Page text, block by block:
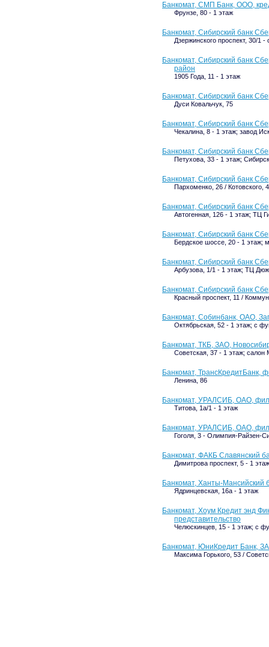
Банкомат, СМП Банк, ООО,
Фрунзе, 80 - 1 этаж
Банкомат, Сибирский банк
Дзержинского проспект, 30/1
Банкомат, Сибирский банк
район
1905 Года, 11 - 1 этаж
Банкомат, Сибирский банк
Дуси Ковальчук, 75
Банкомат, Сибирский банк
Чекалина, 8 - 1 этаж; завод
Банкомат, Сибирский банк
Петухова, 33 - 1 этаж;
Банкомат, Сибирский банк
Пархоменко, 26 / Котовского,
Банкомат, Сибирский банк
Автогенная, 126 - 1 этаж; ТЦ
Банкомат, Сибирский банк
Бердское шоссе, 20 - 1 этаж;
Банкомат, Сибирский банк
Арбузова, 1/1 - 1 этаж; ТЦ
Банкомат, Сибирский банк
Красный проспект, 11 /
Банкомат, Собинбанк, ОАО,
Октябрьская, 52 - 1 этаж; с
Банкомат, ТКБ, ЗАО,
Советская, 37 - 1 этаж;
Банкомат, ТрансКредитБанк,
Ленина, 86
Банкомат, УРАЛСИБ, ОАО,
Титова, 1а/1 - 1 этаж
Банкомат, УРАЛСИБ, ОАО,
Гоголя, 3 - Олимпия-Райзен-
Банкомат, ФАКБ Славянский
Димитрова проспект, 5 - 1
Банкомат, Ханты-Мансийский
Ядринцевская, 16а - 1 этаж
Банкомат, Хоум Кредит энд
представительство
Челюскинцев, 15 - 1 этаж; с
Банкомат, ЮниКредит Банк,
Максима Горького, 53 /